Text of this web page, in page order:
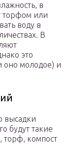
в
торфом или
воду в
В
это
оно молодое) и
высадки
будут такие
торф, компост